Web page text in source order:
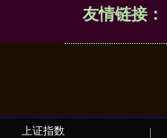
上证指数
友情链接：